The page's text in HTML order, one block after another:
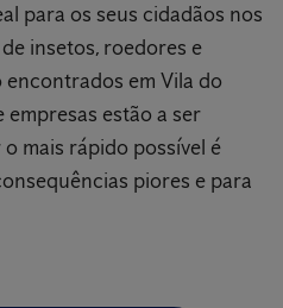
para os seus cidadãos nos
insetos, roedores e
em Vila do
empresas estão a ser
mais rápido possível é
piores e para